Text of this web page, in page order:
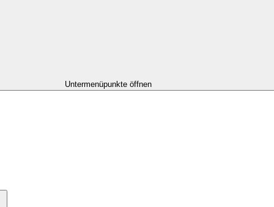
Untermenüpunkte öffnen